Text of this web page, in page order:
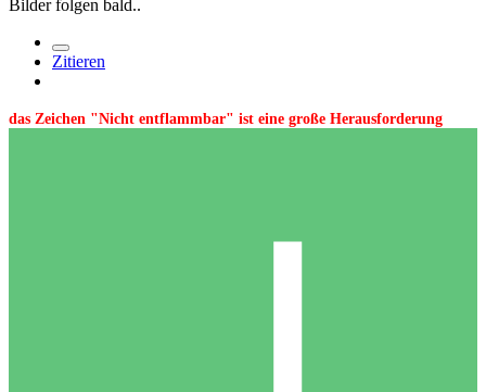
Bilder folgen bald..
Zitieren
das Zeichen "Nicht entflammbar" ist eine große Herausforderung